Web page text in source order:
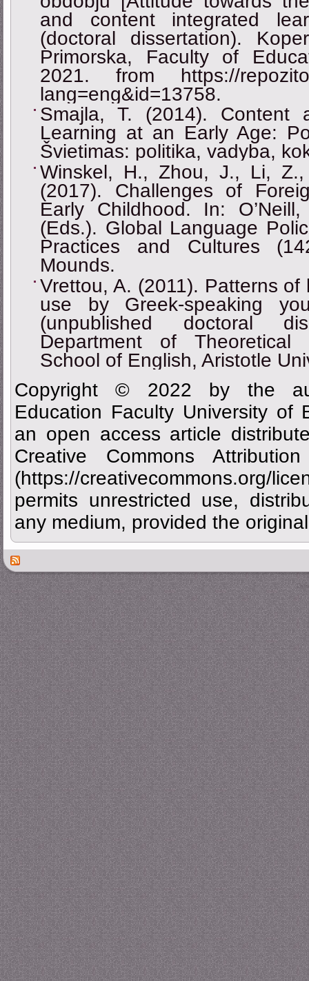
and content integrated
(doctoral dissertation).
Primorska, Faculty of
2021. from https://
lang=eng&id=13758.
Smajla, T. (2014). Content
Learning at an Early Age:
Švietimas: politika, vadyba,
Winskel, H., Zhou, J., Li,
(2017). Challenges of
Early Childhood. In:
(Eds.). Global Language
Practices and Cultures
Mounds.
Vrettou, A. (2011). Patterns
use by Greek-speaking
(unpublished doctoral
Department of Theoretical
School of English, Aristotle
Copyright © 2022 by the
Education Faculty University of
an open access article
Creative Commons
(https://
permits unrestricted use,
any medium, provided the